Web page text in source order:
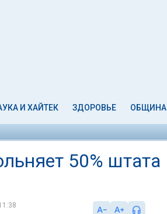
И ХАЙТЕК ЗДОРОВЬЕ ОБЩИНА
50% штата